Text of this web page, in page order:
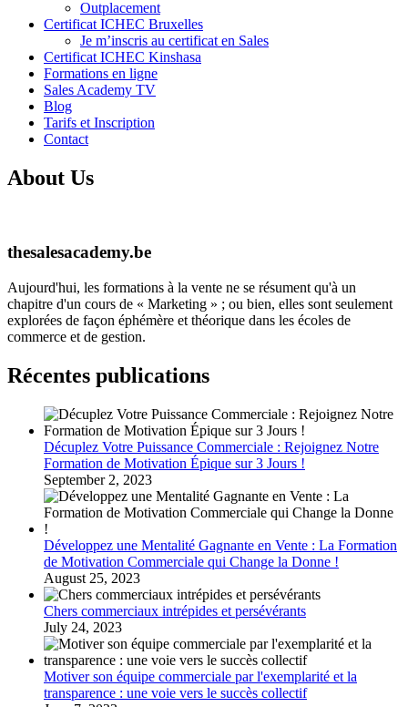
Outplacement
Certificat ICHEC Bruxelles
Je m’inscris au certificat en Sales
Certificat ICHEC Kinshasa
Formations en ligne
Sales Academy TV
Blog
Tarifs et Inscription
Contact
About Us
thesalesacademy.be
Aujourd'hui, les formations à la vente ne se résument qu'à un
chapitre d'un cours de « Marketing » ; ou bien, elles sont seulement
explorées de façon éphémère et théorique dans les écoles de
commerce et de gestion.
Récentes publications
Décuplez Votre Puissance Commerciale : Rejoignez Notre
Formation de Motivation Épique sur 3 Jours !
September 2, 2023
Développez une Mentalité Gagnante en Vente : La Formation
de Motivation Commerciale qui Change la Donne !
August 25, 2023
Chers commerciaux intrépides et persévérants
July 24, 2023
Motiver son équipe commerciale par l'exemplarité et la
transparence : une voie vers le succès collectif